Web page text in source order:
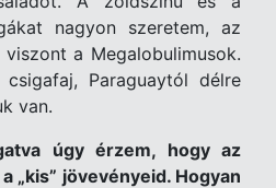
nagyon szeretem, az
a Megalobulimusok.
Paraguaytól délre
van.
úgy érzem, hogy az
„kis” jövevényeid. Hogyan